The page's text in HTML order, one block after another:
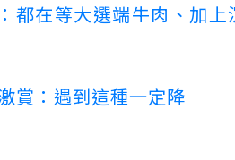
都在等大選端牛肉、加上
賞：遇到這種一定降